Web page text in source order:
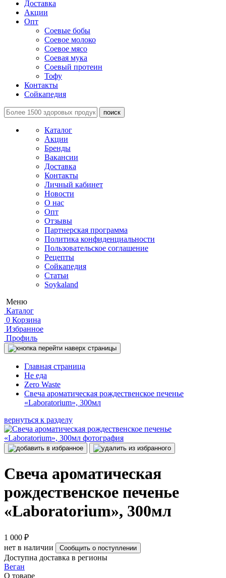
Доставка
Акции
Опт
Соевые бобы
Соевое молоко
Соевое мясо
Соевая мука
Соевый протеин
Тофу
Контакты
Сойкапедия
поиск
Каталог
Акции
Бренды
Вакансии
Доставка
Контакты
Личный кабинет
Новости
О нас
Опт
Отзывы
Партнерская программа
Политика конфиденциальности
Пользовательское соглашение
Рецепты
Сойкапедия
Статьи
Soykaland
Меню
Каталог
0 Корзина
Избранное
Профиль
Главная страница
Не еда
Zero Waste
Свеча ароматическая рождественское печенье
«Laboratorium», 300мл
вернуться к разделу
Свеча ароматическая
рождественское печенье
«Laboratorium», 300мл
1 000 ₽
нет в наличии
Сообщить о поступлении
Доступна доставка в регионы
Веган
О товаре